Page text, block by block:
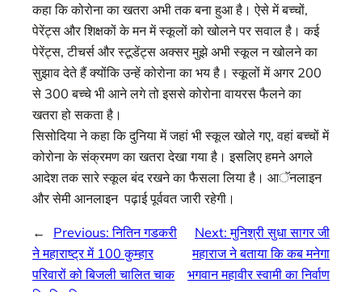
कहा कि कोरोना का खतरा अभी तक बना हुआ है। ऐसे में बच्चों,
पेरेंट्स और शिक्षकों के मन में स्कूलों को खोलने पर सवाल है। कई
पेरेंट्स, टीचर्स और स्टूडेंट्स अक्सर मुझे अभी स्कूल न खोलने का
सुझाव देते हैं क्योंकि उन्हें कोरोना का भय है। स्कूलों में अगर 200
से 300 बच्चे भी आने लगे तो इससे कोरोना वायरस फैलने का
खतरा हो सकता है।
सिसोदिया ने कहा कि दुनिया में जहां भी स्कूल खोले गए, वहां बच्चों में
कोरोना के संक्रमण का खतरा देखा गया है। इसलिए हमने अगले
आदेश तक सारे स्कूल बंद रखने का फैसला लिया है। आॅनलाइन
और सेमी आनलाइन पढ़ाई पूर्ववत जारी रहेगी।
← Previous:नितिन गडकरी
ने महाराष्ट्र में 100 कुम्हार
परिवारों को बिजली चालित चाक
Next:मुनिश्री सुधा सागर जी
महाराज ने बताया कि कब मनेगा
भगवान महावीर स्वामी का निर्वाण